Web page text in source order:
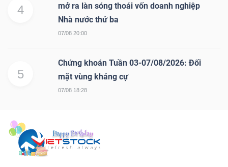
4
mở ra làn sóng thoái vốn doanh nghiệp
Nhà nước thứ ba
07/08 20:00
5
Chứng khoán Tuần 03-07/08/2026: Đối
mặt vùng kháng cự
07/08 18:28